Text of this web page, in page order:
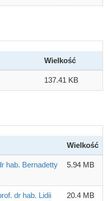
Wielkość
137.41 KB
Wielkość
hab. Bernadetty
5.94 MB
dr hab. Lidii
20.4 MB